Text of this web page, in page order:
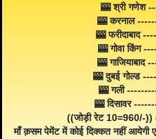
🎰 श्री गणेश
🎰 करनाल
🎰 फरीदाबाद
🎰 गोवा किंग
🎰
🎰 दुबई गोल्ड
🎰 गली
🎰 दिसावर
((जोड़ी रेट 10=960/-
माँ क़सम पेमेंट में कोई दिक्कत नहीं आयेगी